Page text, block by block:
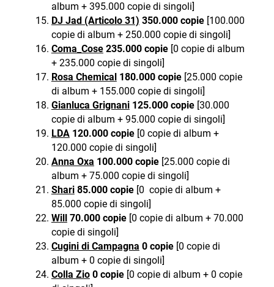
album + 395.000 copie di singoli]
DJ Jad (Articolo 31) 350.000 copie [100.000
copie di album + 250.000 copie di singoli]
Coma_Cose235.000 copie [0 copie di album
+ 235.000 copie di singoli]
Rosa Chemical 180.000 copie [25.000 copie
di album + 155.000 copie di singoli]
Gianluca Grignani125.000 copie [30.000
copie di album + 95.000 copie di singoli]
LDA120.000 copie [0 copie di album +
120.000 copie di singoli]
Anna Oxa 100.000 copie [25.000 copie di
album + 75.000 copie di singoli]
Shari85.000 copie [0 copie di album +
85.000 copie di singoli]
Will70.000 copie[0 copie di album + 70.000
copie di singoli]
Cugini di Campagna 0 copie [0 copie di
album + 0 copie di singoli]
Colla Zio0 copie [0 copie di album + 0 copie